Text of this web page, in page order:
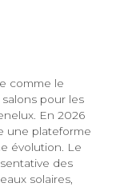
comme le
pour les
En 2026
une plateforme
évolution. Le
des
solaires,